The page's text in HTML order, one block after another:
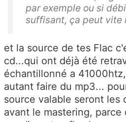
par exemple ou si
suffisant, ça peut vite
et la source de tes Flac
cd...qui ont déjà été
échantillonné a
autant faire du mp3...
source valable seront les
avant le mastering,